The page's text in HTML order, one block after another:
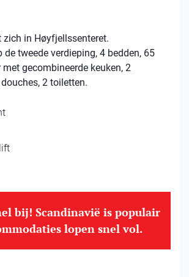
zich in Høyfjellssenteret.
de tweede verdieping, 4 bedden, 65
met gecombineerde keuken, 2
2 toiletten.
bij! Scandinavië is populair
lopen snel vol.